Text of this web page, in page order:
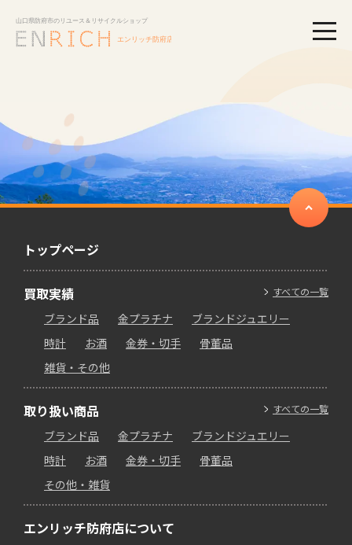
トップページ
すべての一覧
買取実績
ブランド品 金プラチナ
ブランドジュエリー
時計
お酒 金券・切手
骨董品
雑貨・その他
すべての一覧
取り扱い商品
ブランド品 金プラチナ
ブランドジュエリー
時計
お酒 金券・切手
骨董品
その他・雑貨
エンリッチ防府店について